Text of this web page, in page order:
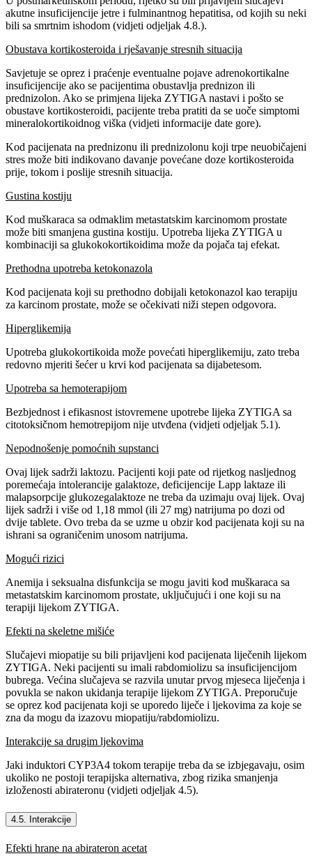
akutne insuficijencije jetre i fulminantnog hepatitisa, od kojih su neki
bili sa smrtnim ishodom (vidjeti odjeljak 4.8.).
Obustava kortikosteroida i rješavanje stresnih situacija
Savjetuje se oprez i praćenje eventualne pojave adrenokortikalne
insuficijencije ako se pacijentima obustavlja prednizon ili
prednizolon. Ako se primjena lijeka ZYTIGA nastavi i pošto se
obustave kortikosteroidi, pacijente treba pratiti da se uoče simptomi
mineralokortikoidnog viška (vidjeti informacije date gore).
Kod pacijenata na prednizonu ili prednizolonu koji trpe neuobičajeni
stres može biti indikovano davanje povećane doze kortikosteroida
prije, tokom i poslije stresnih situacija.
Gustina kostiju
Kod muškaraca sa odmaklim metastatskim karcinomom prostate
može biti smanjena gustina kostiju. Upotreba lijeka ZYTIGA u
kombinaciji sa glukokokortikoidima može da pojača taj efekat.
Prethodna upotreba ketokonazola
Kod pacijenata koji su prethodno dobijali ketokonazol kao terapiju
za karcinom prostate, može se očekivati niži stepen odgovora.
Hiperglikemija
Upotreba glukokortikoida može povećati hiperglikemiju, zato treba
redovno mjeriti šećer u krvi kod pacijenata sa dijabetesom.
Upotreba sa hemoterapijom
Bezbjednost i efikasnost istovremene upotrebe lijeka ZYTIGA sa
citotoksičnom hemotrepijom nije utvđena (vidjeti odjeljak 5.1).
Nepodnošenje pomoćnih supstanci
Ovaj lijek sadrži laktozu. Pacijenti koji pate od rijetkog nasljednog
poremećaja intolerancije galaktoze, deficijencije Lapp laktaze ili
malapsorpcije glukozegalaktoze ne treba da uzimaju ovaj lijek. Ovaj
lijek sadrži i više od 1,18 mmol (ili 27 mg) natrijuma po dozi od
dvije tablete. Ovo treba da se uzme u obzir kod pacijenata koji su na
ishrani sa ograničenim unosom natrijuma.
Mogući rizici
Anemija i seksualna disfunkcija se mogu javiti kod muškaraca sa
metastatskim karcinomom prostate, uključujući i one koji su na
terapiji lijekom ZYTIGA.
Efekti na skeletne mišiće
Slučajevi miopatije su bili prijavljeni kod pacijenata liječenih lijekom
ZYTIGA. Neki pacijenti su imali rabdomiolizu sa insuficijencijom
bubrega. Većina slučajeva se razvila unutar prvog mjeseca liječenja i
povukla se nakon ukidanja terapije lijekom ZYTIGA. Preporučuje
se oprez kod pacijenata koji se uporedo liječe i ljekovima za koje se
zna da mogu da izazovu miopatiju/rabdomiolizu.
Interakcije sa drugim ljekovima
Jaki induktori CYP3A4 tokom terapije treba da se izbjegavaju, osim
ukoliko ne postoji terapijska alternativa, zbog rizika smanjenja
izloženosti abirateronu (vidjeti odjeljak 4.5).
4.5. Interakcije
Efekti hrane na abirateron acetat